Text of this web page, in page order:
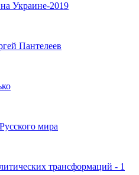
Украине-2019
Пантелеев
мира
трансформаций - 1